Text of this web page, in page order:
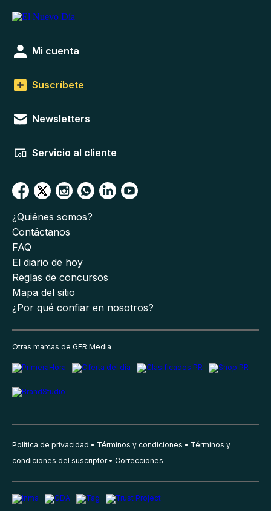
Mi cuenta
Suscríbete
Newsletters
Servicio al cliente
¿Quiénes somos?
Contáctanos
FAQ
El diario de hoy
Reglas de concursos
Mapa del sitio
¿Por qué confiar en nosotros?
Otras marcas de GFR Media
Política de privacidad Términos y condiciones
Términos y
condiciones del suscriptor
Correcciones